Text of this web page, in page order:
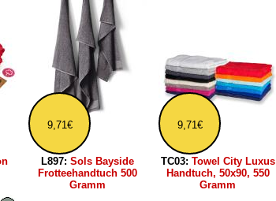
9,71€
L897: Sols Bayside
Frotteehandtuch 500
Gramm
9,71€
TC03: Towel City Luxus
Handtuch, 50x90, 550
Gramm